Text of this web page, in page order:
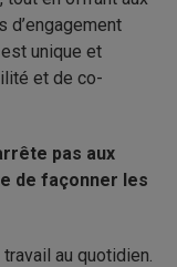
unique et
et de co-
pas aux
de façonner les
au quotidien.